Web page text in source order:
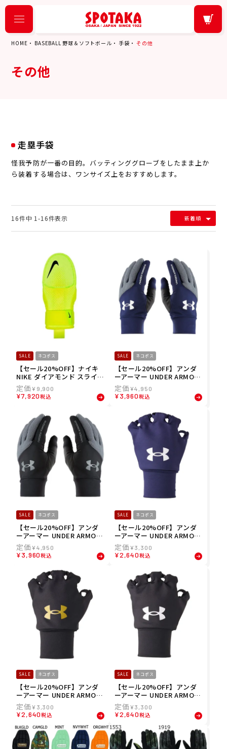
HOME BASEBALL 野球＆ソフトボール 手袋 その他
その他
走塁手袋
怪我予防が一番の目的。バッティンググローブをしたまま上か
ら装着する場合は、ワンサイズ上をおすすめします。
新着順
16件中 1-16件表示
SALE ネコポス
【セール20%OFF】ナイキ
NIKE ダイアモンド スライデ
ィングミット 2.0 左右兼用
走塁用手袋 スライディング
グローブ BA3021-723 26SP
¥ 9,900
¥7,920税込
SALE ネコポス
【セール20%OFF】アンダ
ーアーマー UNDER ARMOU
R ベースボール 野球 ソフト
ボール グローブ 手袋 コール
ドギア トレーニング グロー
0 メンズ 男性 25FA 秋冬
¥4,950
¥3,960税込
SALE ネコポス
【セール20%OFF】アンダ
ーアーマー UNDER ARMOU
R ベースボール 野球 ソフト
ボール グローブ 手袋 コール
ドギア トレーニング グロー
ブ CGT GLOVE 1381244-00
1 メンズ 男性 25FA 秋冬
¥4,950
¥3,960税込
SALE ネコポス
【セール20%OFF】アンダ
ーアーマー UNDER ARMOU
R ベースボール 野球 ソフト
ボール グローブ 手袋 ハンド
ウォーマー HANDWARMER
ース ユニセックス 25FA 秋
¥3,300
¥2,640税込
SALE ネコポス
【セール20%OFF】アンダ
ーアーマー UNDER ARMOU
R ベースボール 野球 ソフト
ボール グローブ 手袋 ハンド
ウォーマー HANDWARMER
1305607-003 メンズ レディ
ース ユニセックス 25FA 秋
冬
¥ 3,300
¥2,640税込
SALE ネコポス
【セール20%OFF】アンダ
ーアーマー UNDER ARMOU
R ベースボール 野球 ソフト
ボール グローブ 手袋 ハンド
ウォーマー HANDWARMER
1305607-002 メンズ レディ
ース ユニセックス 25FA 秋
冬
¥3,300
¥2,640税込